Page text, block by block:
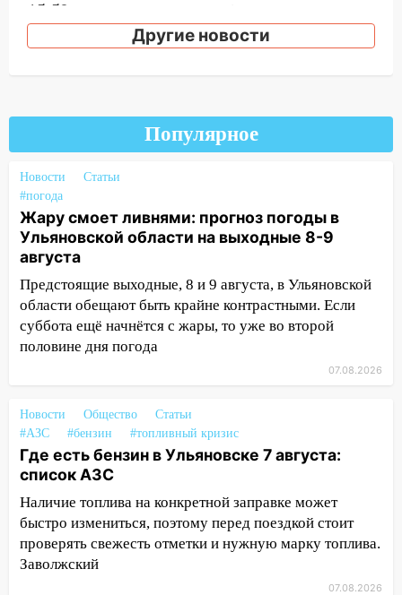
15:59
миллионов рублей за криминальное
покровительство
В Ульяновске после тройного ДТП
госпитализировали 25-летнего байкера
14:32
надвигается жара
14:08 Пешеход переходил по «зебре»:
подробности серьезной аварии на
Фруктовой
13:30 В Димитровграде на улице
Трудовой горело здание
12:37
Переезжал «зебру» на
велосипеде и попал под колеса
12:18
Вспыхнул изнутри: в
Железнодорожном районе горела дача
11:33 В Засвияжье под колёса авто
попал мужчина
В Радищевском районе сгорели
Другие новости
Популярное
Новости
Статьи
#погода
Жару смоет ливнями: прогноз погоды в
Ульяновской области на выходные 8-9
августа
Предстоящие выходные, 8 и 9 августа, в Ульяновской
области обещают быть крайне контрастными. Если
суббота ещё начнётся с жары, то уже во второй
половине дня погода
07.08.2026
Новости Общество
Статьи
#АЗС
#бензин #топливный кризис
Где есть бензин в Ульяновске 7 августа:
список АЗС
Наличие топлива на конкретной заправке может
быстро измениться, поэтому перед поездкой стоит
проверять свежесть отметки и нужную марку топлива.
Заволжский
07.08.2026